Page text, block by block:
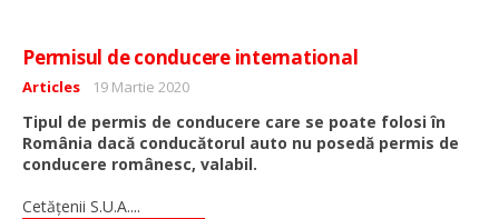
Permisul de conducere international
Detalii
Articles 19 Martie 2020
Tipul de permis de conducere care se poate folosi în
România dacă conducătorul auto nu posedă permis de
conducere românesc, valabil.
Cetăţenii S.U.A....